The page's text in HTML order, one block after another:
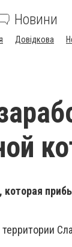
Новини
Довідкова
которая